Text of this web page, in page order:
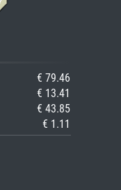
€ 79.46
€ 13.41
€ 43.85
€ 1.11